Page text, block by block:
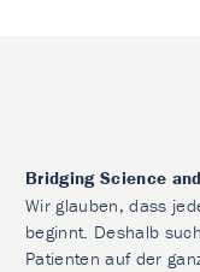
Bridging Science
Wir glauben, dass
beginnt. Deshalb
Patienten auf der